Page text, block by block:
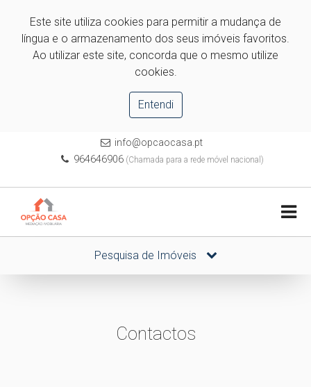
Este site utiliza cookies para permitir a mudança de
língua e o armazenamento dos seus imóveis favoritos.
Ao utilizar este site, concorda que o mesmo utilize
cookies.
Entendi
info@opcaocasa.pt
964646906 (Chamada para a rede móvel nacional)
Pesquisa de Imóveis
Contactos